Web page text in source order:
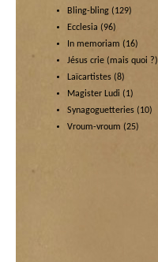
Bling-bling (129)
Ecclesia (96)
In memoriam (16)
Jésus crie (mais quoi ?)
Laïcartistes (8)
Magister Ludi (1)
Synagoguetteries (10)
Vroum-vroum (25)